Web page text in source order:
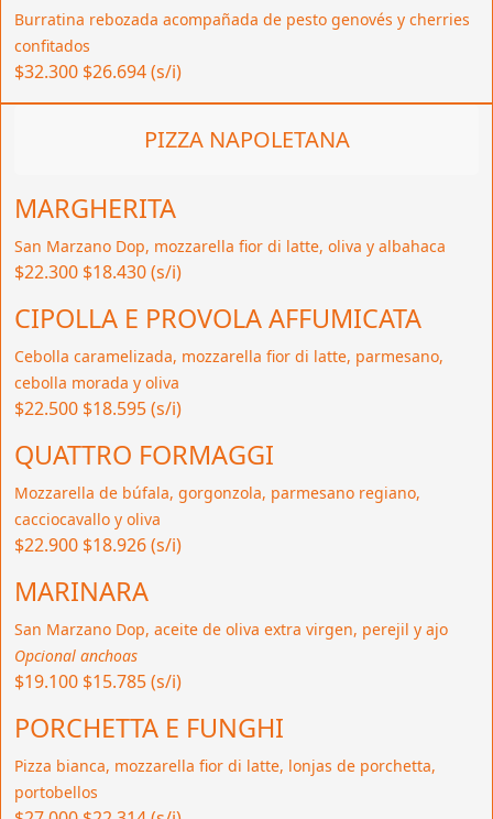
Burratina rebozada acompañada de pesto genovés y cherries
confitados
$32.300 $26.694 (s/i)
PIZZA NAPOLETANA
MARGHERITA
San Marzano Dop, mozzarella fior di latte, oliva y albahaca
$22.300 $18.430 (s/i)
CIPOLLA E PROVOLA AFFUMICATA
Cebolla caramelizada, mozzarella fior di latte, parmesano,
cebolla morada y oliva
$22.500 $18.595 (s/i)
QUATTRO FORMAGGI
Mozzarella de búfala, gorgonzola, parmesano regiano,
cacciocavallo y oliva
$22.900 $18.926 (s/i)
MARINARA
San Marzano Dop, aceite de oliva extra virgen, perejil y ajo
Opcional anchoas
$19.100 $15.785 (s/i)
PORCHETTA E FUNGHI
Pizza bianca, mozzarella fior di latte, lonjas de porchetta,
portobellos